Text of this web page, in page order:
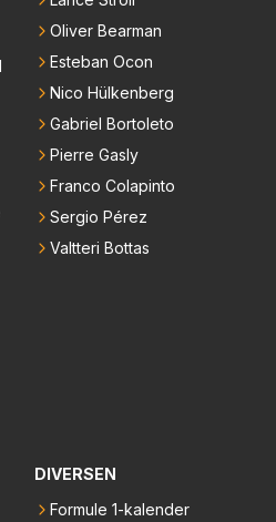
Oliver Bearman
Esteban Ocon
Nico Hülkenberg
Gabriel Bortoleto
Pierre Gasly
Franco Colapinto
Sergio Pérez
Valtteri Bottas
DIVERSEN
Formule 1-kalender